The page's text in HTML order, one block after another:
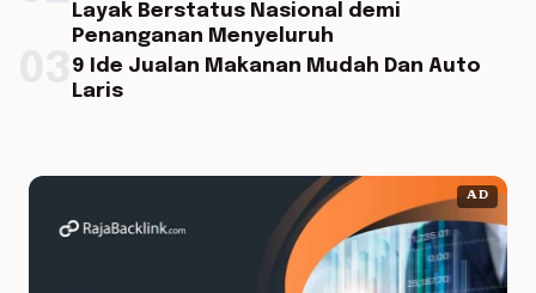
Layak Berstatus Nasional demi
Penanganan Menyeluruh
9 Ide Jualan Makanan Mudah Dan Auto
Laris
AD